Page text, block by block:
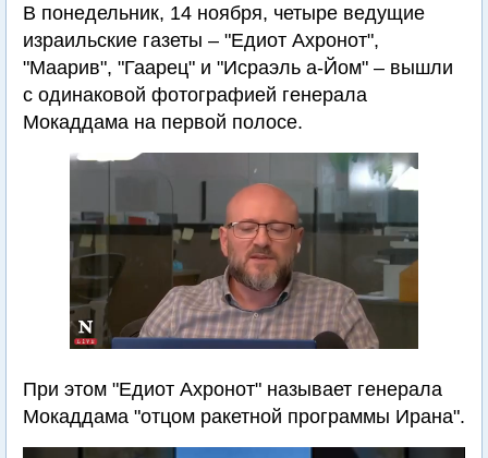
В понедельник, 14 ноября, четыре ведущие
израильские газеты – "Едиот Ахронот",
"Маарив", "Гаарец" и "Исраэль а-Йом" – вышли
с одинаковой фотографией генерала
Мокаддама на первой полосе.
При этом "Едиот Ахронот" называет генерала
Мокаддама "отцом ракетной программы Ирана".